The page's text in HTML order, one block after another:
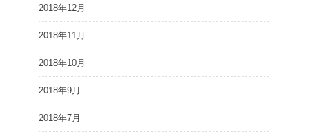
2018年12月
2018年11月
2018年10月
2018年9月
2018年7月